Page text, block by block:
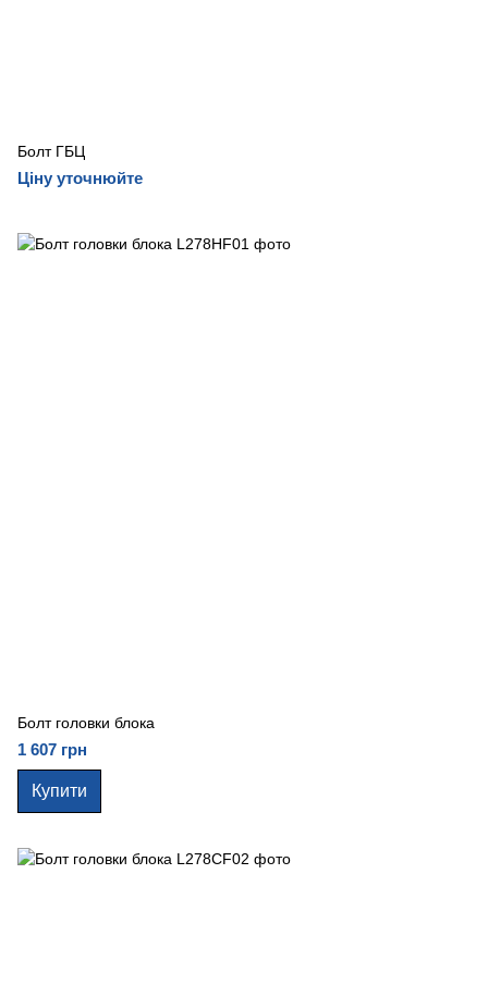
Болт ГБЦ
Ціну уточнюйте
Болт головки блока
1 607 грн
Купити